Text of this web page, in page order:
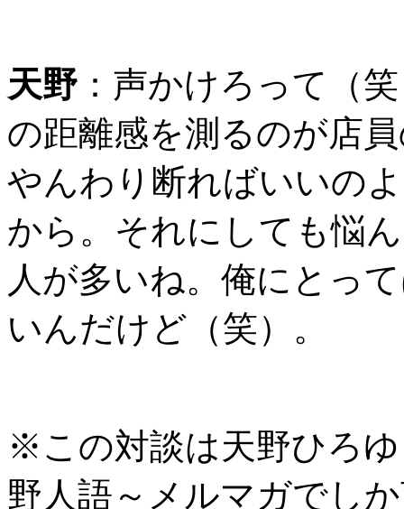
天野 ：声かけろって（
の距離感を測るのが店
やんわり断ればいいの
から。それにしても悩
人が多いね。俺にとっ
いんだけど（笑）。
※この対談は天野ひろ
野人語～メルマガでし